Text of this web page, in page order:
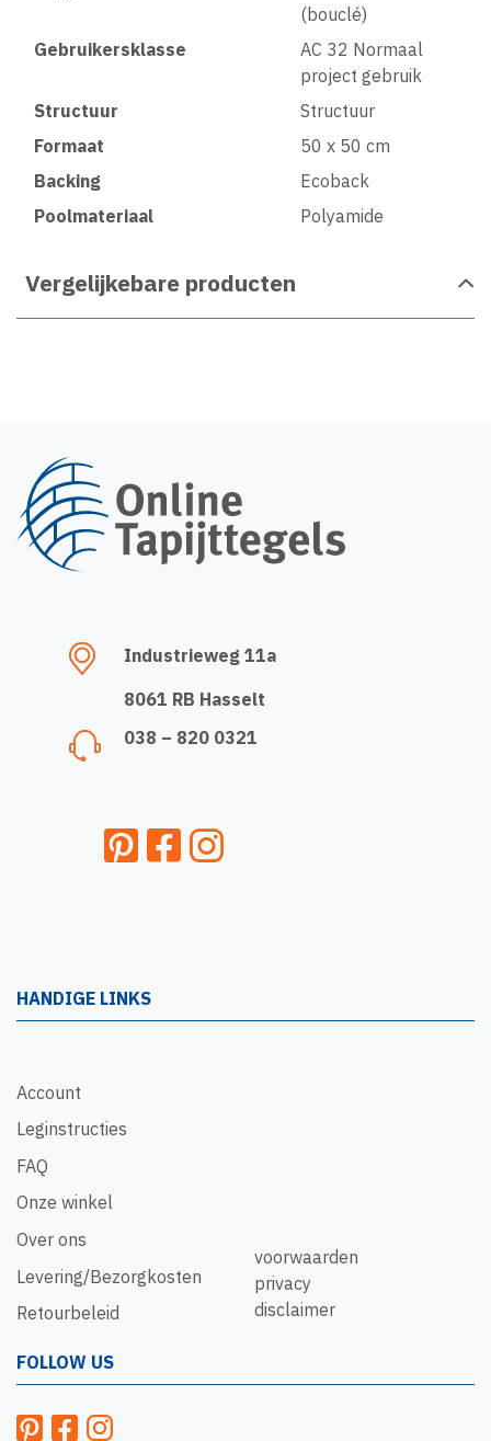
(bouclé)
Gebruikersklasse
AC 32 Normaal
project gebruik
Structuur
Structuur
Formaat
50 x 50 cm
Backing
Ecoback
Poolmateriaal
Polyamide
Vergelijkebare producten
Industrieweg 11a
8061 RB Hasselt
038 – 820 0321
HANDIGE LINKS
Account
Leginstructies
FAQ
Onze winkel
Over ons
Levering/Bezorgkosten
Retourbeleid
voorwaarden
privacy
disclaimer
FOLLOW US